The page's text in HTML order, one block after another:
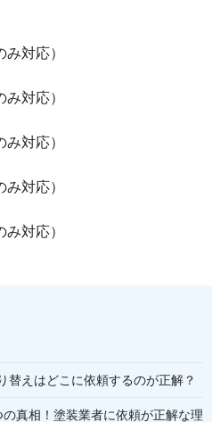
対応）
対応）
対応）
対応）
対応）
替えはどこに依頼するのが正解？
真相！塗装業者に依頼が正解な理